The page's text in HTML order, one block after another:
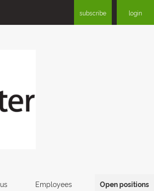
subscribe login
Employees Open positions